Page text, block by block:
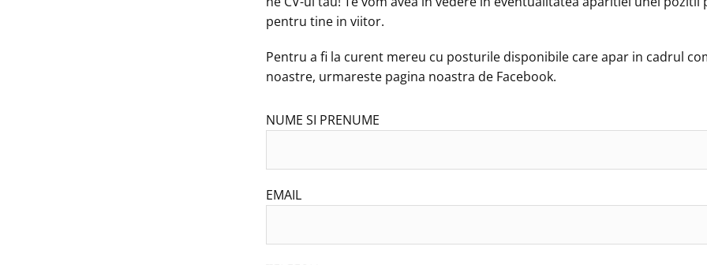
pentru tine in viitor.
Pentru a fi la curent mereu cu posturile disponibile care apar in cadrul
noastre, urmareste pagina noastra de Facebook.
NUME SI PRENUME
EMAIL